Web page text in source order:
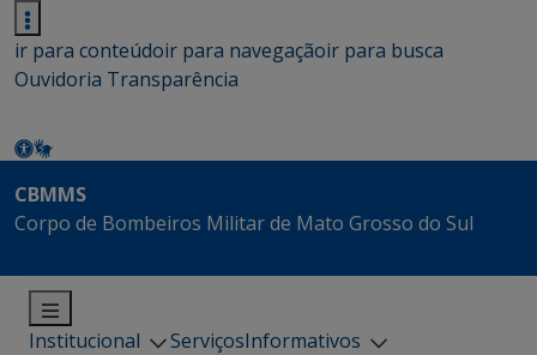
ir para conteúdoir para navegaçãoir para busca
Ouvidoria Transparência
CBMMS
Corpo de Bombeiros Militar de Mato Grosso do Sul
Institucional ServiçosInformativos